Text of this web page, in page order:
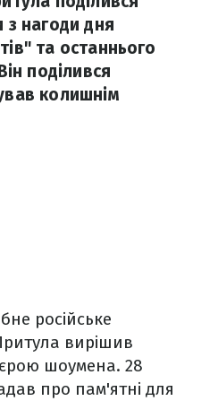
з нагоди дня
та останнього
поділився
колишнім
російське
вирішив
шоумена. 28
про пам'ятні для